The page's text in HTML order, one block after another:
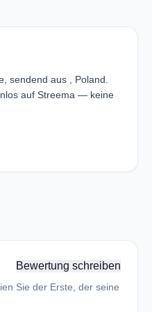
sendend aus , Poland.
auf Streema — keine
Bewertung schreiben
Sie der Erste, der seine